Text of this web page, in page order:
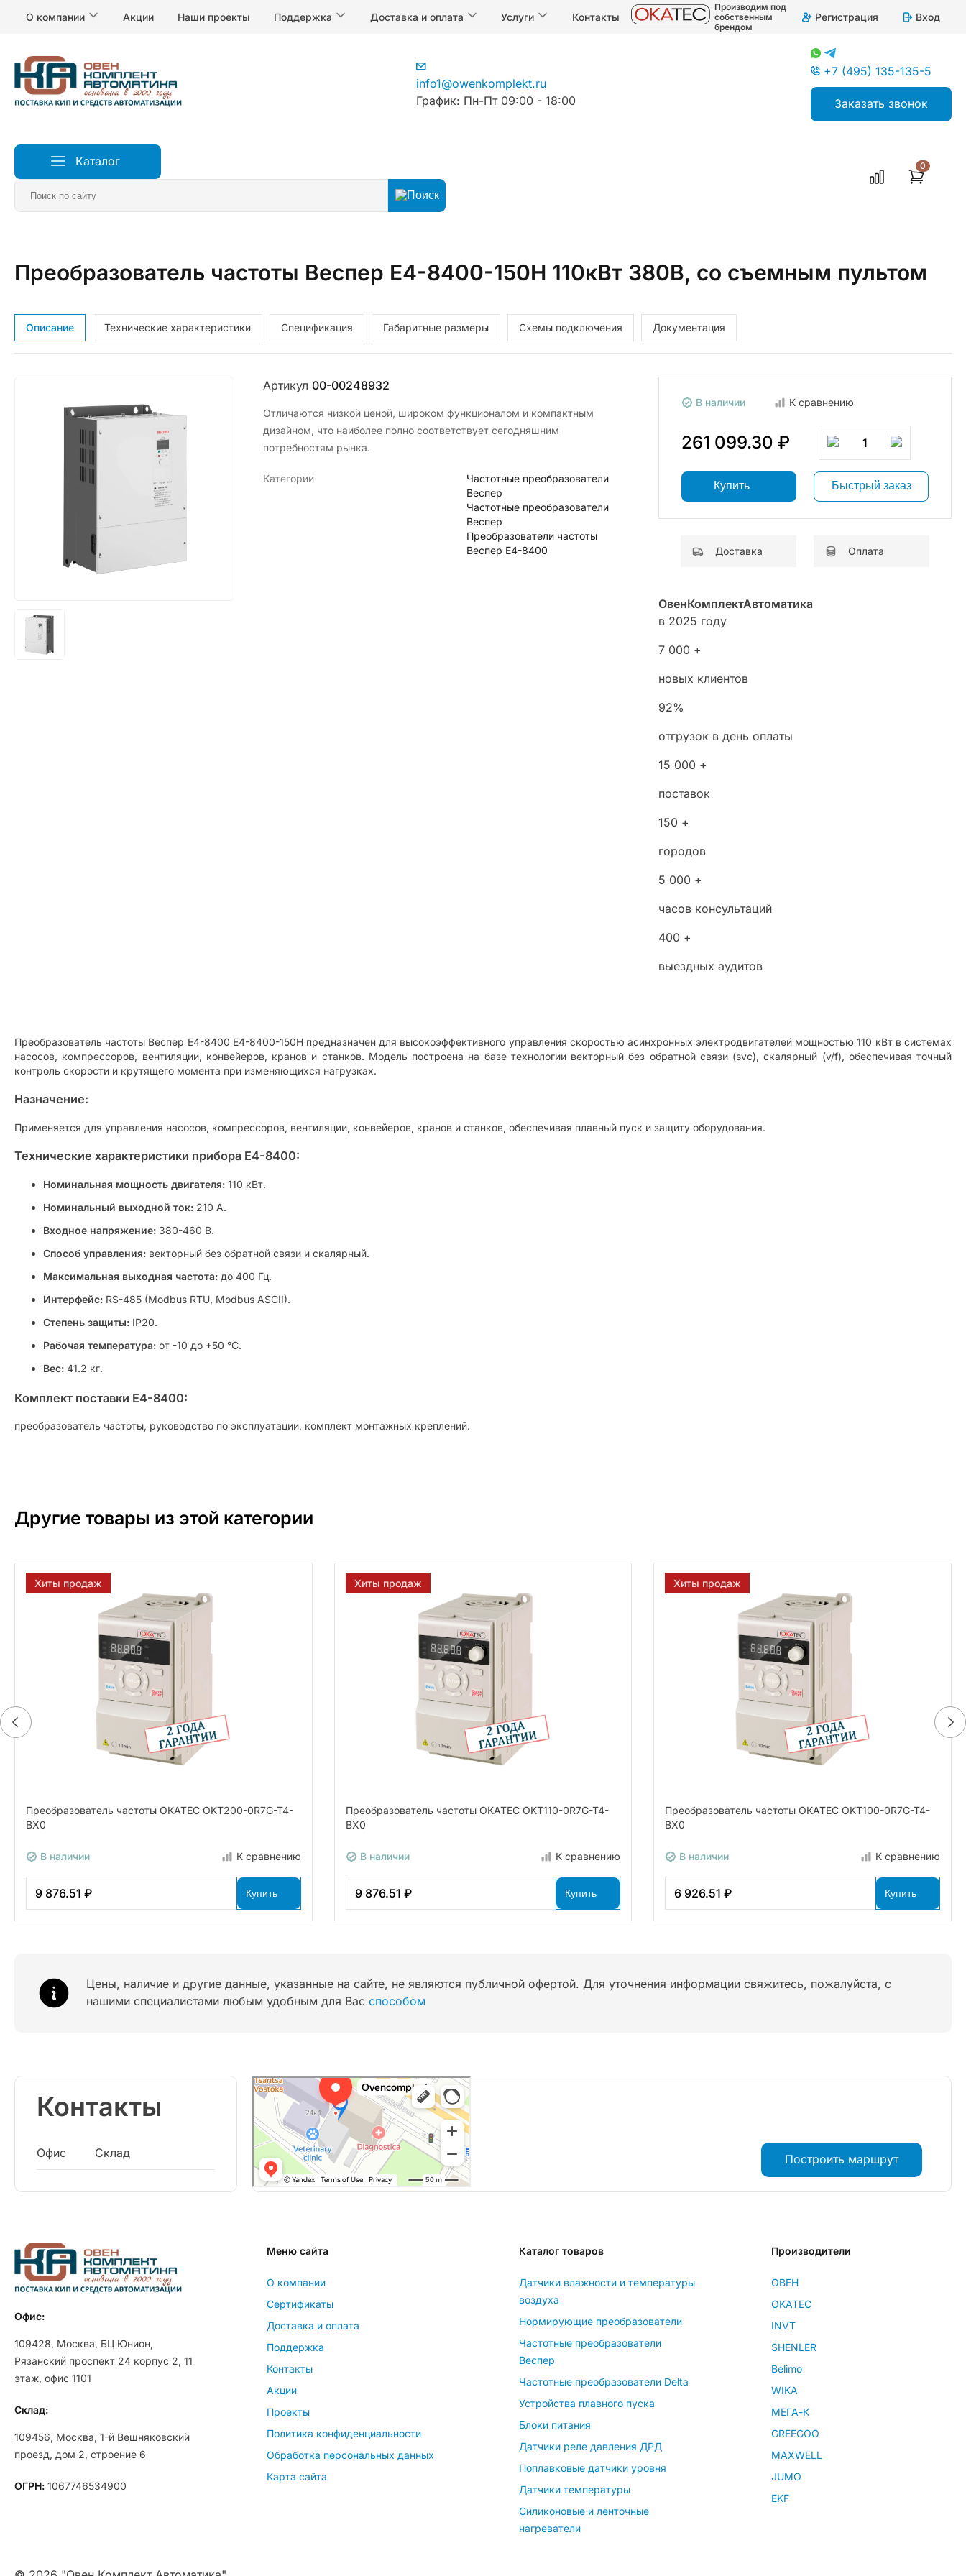
О компании Акции Наши проекты Поддержка Доставка и оплата Услуги Контакты
Производим под
собственным
брендом
Регистрация Вход
info1@owenkomplekt.ru
График: Пн-Пт 09:00 - 18:00
+7 (495) 135-135-5
Заказать звонок
Каталог 0
Главная Частотные преобразователи
Преобразователь частоты Веспер E4-8400-150H 110кВт 380В, со съемным пультом
Описание Технические характеристики Спецификация Габаритные размеры Схемы подключения Документация
Артикул 00-00248932
Отличаются низкой ценой, широком функционалом и компактным
дизайном, что наиболее полно соответствует сегодняшним
потребностям рынка.
Категории
Частотные преобразователи
Веспер
Частотные преобразователи
Веспер
Преобразователи частоты
Веспер E4-8400
В наличии К сравнению
261 099.30 ₽ 1
Купить Быстрый заказ
Доставка Оплата
ОвенКомплектАвтоматика
в 2025 году
7 000 +
новых клиентов
92%
отгрузок в день оплаты
15 000 +
поставок
150 +
городов
5 000 +
часов консультаций
400 +
выездных аудитов
Преобразователь частоты Веспер E4-8400 E4-8400-150H предназначен для высокоэффективного управления скоростью асинхронных электродвигателей мощностью 110 кВт в системах
насосов, компрессоров, вентиляции, конвейеров, кранов и станков. Модель построена на базе технологии векторный без обратной связи (svc), скалярный (v/f), обеспечивая точный
контроль скорости и крутящего момента при изменяющихся нагрузках.
Назначение:
Применяется для управления насосов, компрессоров, вентиляции, конвейеров, кранов и станков, обеспечивая плавный пуск и защиту оборудования.
Технические характеристики прибора E4-8400:
Номинальная мощность двигателя: 110 кВт.
Номинальный выходной ток: 210 А.
Входное напряжение: 380-460 В.
Способ управления: векторный без обратной связи и скалярный.
Максимальная выходная частота: до 400 Гц.
Интерфейс: RS-485 (Modbus RTU, Modbus ASCII).
Степень защиты: IP20.
Рабочая температура: от -10 до +50 °C.
Вес: 41.2 кг.
Комплект поставки E4-8400:
преобразователь частоты, руководство по эксплуатации, комплект монтажных креплений.
Другие товары из этой категории
Хиты продаж
Преобразователь частоты ОКАТЕС OKT200-0R7G-T4-
BX0
В наличии К сравнению
9 876.51 ₽ Купить
Хиты продаж
Преобразователь частоты ОКАТЕС OKT110-0R7G-T4-
BX0
В наличии К сравнению
9 876.51 ₽ Купить
Хиты продаж
Преобразователь частоты ОКАТЕС OKT100-0R7G-T4-
BX0
В наличии К сравнению
6 926.51 ₽ Купить
Цены, наличие и другие данные, указанные на сайте, не являются публичной офертой. Для уточнения информации свяжитесь, пожалуйста, с
нашими специалистами любым удобным для Вас способом
Контакты
Офис Склад Построить маршрут
Офис:
109428, Москва, БЦ Юнион,
Рязанский проспект 24 корпус 2, 11
этаж, офис 1101
Склад:
109456, Москва, 1-й Вешняковский
проезд, дом 2, строение 6
ОГРН: 1067746534900
Меню сайта
О компании
Сертификаты
Доставка и оплата
Поддержка
Контакты
Акции
Проекты
Политика конфиденциальности
Обработка персональных данных
Карта сайта
Каталог товаров
Датчики влажности и температуры
воздуха
Нормирующие преобразователи
Частотные преобразователи
Веспер
Частотные преобразователи Delta
Устройства плавного пуска
Блоки питания
Датчики реле давления ДРД
Поплавковые датчики уровня
Датчики температуры
Силиконовые и ленточные
нагреватели
Производители
ОВЕН
OKATEC
INVT
SHENLER
Belimo
WIKA
МЕГА-К
GREEGOO
MAXWELL
JUMO
EKF